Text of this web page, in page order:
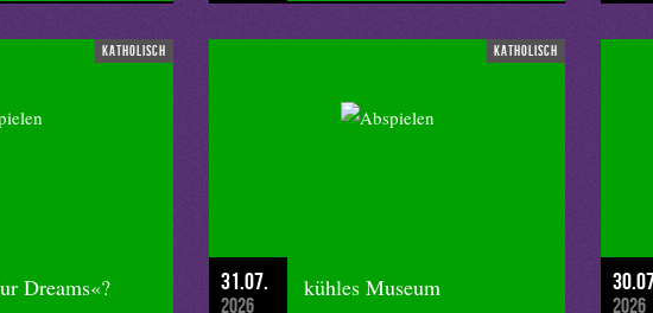
katholisch
Dreams«?
katholisch
31.07.
2026
kühles Museum
2026